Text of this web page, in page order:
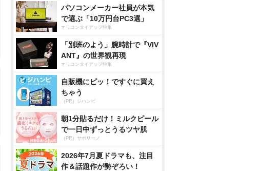
パソコンメーカー社員が本気
で選ぶ「10万円台PC3選」
オリコンタイアップ特集
「別班のよう」腕時計で『VIV
ANT』の世界観再現
オリコンタイアップ特集
自販機にピッ！ですぐに買え
ちゃう
（PR）ジハンピ
朝1分貼るだけ！ミルクピール
で一日中ずっとうるツヤ肌
（PR）サボリーノ
2026年7月夏ドラマも、注目
作＆話題作が勢ぞろい！